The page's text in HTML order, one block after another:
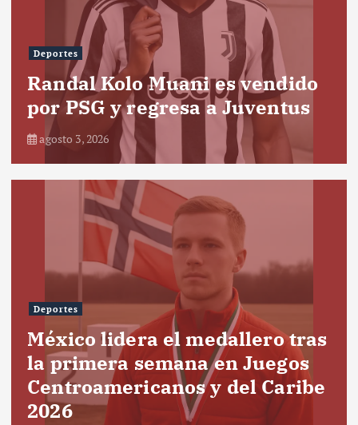
Deportes
Randal Kolo Muani es vendido
por PSG y regresa a Juventus
agosto 3, 2026
Deportes
México lidera el medallero tras
la primera semana en Juegos
Centroamericanos y del Caribe
2026